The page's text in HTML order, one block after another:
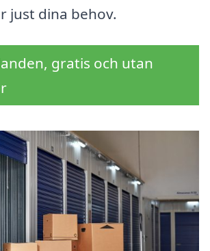
just dina behov.
gratis och utan